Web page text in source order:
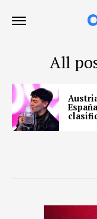
All